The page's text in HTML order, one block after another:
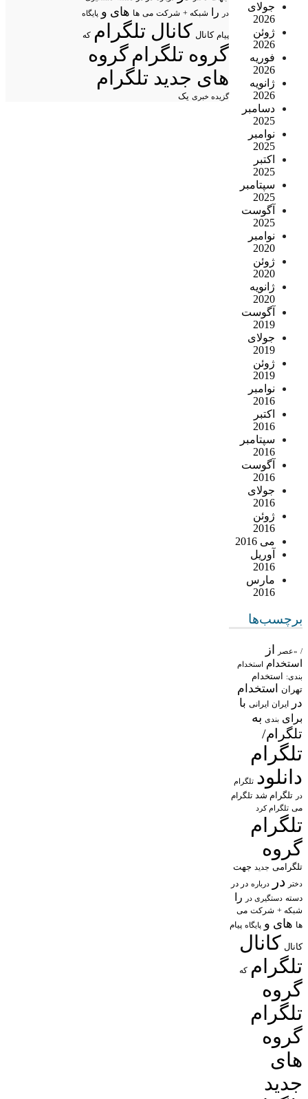
جولای
2026
ژوئن
2026
فوریه
2026
ژانویه
2026
دسامبر
2025
نوامبر
2025
اکتبر
2025
سپتامبر
2025
آگوست
2025
نوامبر
2020
ژوئن
2020
ژانویه
2020
آگوست
2019
جولای
2019
ژوئن
2019
نوامبر
2016
اکتبر
2016
سپتامبر
2016
آگوست
2016
جولای
2016
ژوئن
2016
می 2016
آوریل
2016
مارس
2016
برچسب‌ها
/ «عصر از
استخدام استخدام
بندی: استخدام
تهران
استخدام
در
ایران ایرانی با
برای بندی به
تلگرام/
تلگرام
دانلود تلگرام
در تلگرام شد تلگرام
می تلگرام کرد
تلگرام
گروه
تلگرامی جدید جهت
دختر در درباره در در
دسته دستگیری در را
شبکه + شرکت می
ها های و پایگاه پیام
کانال کانال
تلگرام که
گروه
تلگرام
گروه
های
جدید
در
را شبکه + شرکت می ها های و پایگاه
پیام کانال کانال تلگرام که
گروه تلگرامگروه
های جدید تلگرام
گزیده خبری یک